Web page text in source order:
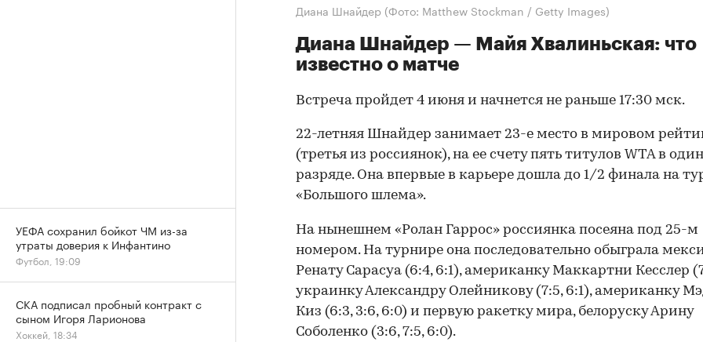
Диана Шнайдер (Фото: Matthew Stockman / Getty Images)
Диана Шнайдер — Майя Хвалиньская: что
известно о матче
Встреча пройдет 4 июня и начнется не раньше 17:30 мск.
22-летняя Шнайдер занимает 23-е место в мировом
(третья из россиянок), на ее счету пять титулов WTA в
разряде. Она впервые в карьере дошла до 1/2 финала на
«Большого шлема».
На нынешнем «Ролан Гаррос» россиянка посеяна под 25-м
номером. На турнире она последовательно обыграла
Ренату Сарасуа (6:4, 6:1), американку Маккартни Кесслер
украинку Александру Олейникову (7:5, 6:1), американку
Киз (6:3, 3:6, 6:0) и первую ракетку мира, белоруску Арину
Соболенко (3:6, 7:5, 6:0).
УЕФА сохранил бойкот ЧМ из-за
утраты доверия к Инфантино
Футбол, 19:09
СКА подписал пробный контракт с
сыном Игоря Ларионова
Хоккей, 18:34